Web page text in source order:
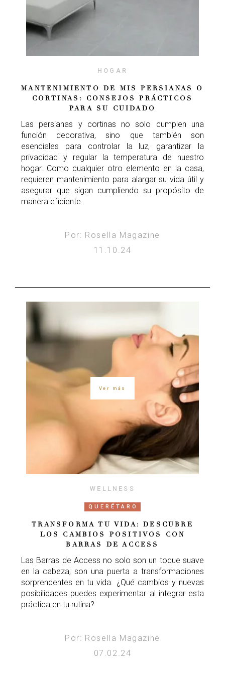
HOGAR
MANTENIMIENTO DE MIS PERSIANAS O
CORTINAS: CONSEJOS PRÁCTICOS
PARA SU CUIDADO
Las persianas y cortinas no solo cumplen una
función decorativa, sino que también son
esenciales para controlar la luz, garantizar la
privacidad y regular la temperatura de nuestro
hogar. Como cualquier otro elemento en la casa,
requieren mantenimiento para alargar su vida útil y
asegurar que sigan cumpliendo su propósito de
manera eficiente.
Por: Rosella Magazine
11.10.24
Ver más
WELLNESS
QUERÉTARO
TRANSFORMA TU VIDA: DESCUBRE
LOS CAMBIOS POSITIVOS CON
BARRAS DE ACCESS
Las Barras de Access no solo son un toque suave
en la cabeza; son una puerta a transformaciones
sorprendentes en tu vida. ¿Qué cambios y nuevas
posibilidades puedes experimentar al integrar esta
práctica en tu rutina?
Por: Rosella Magazine
07.02.24